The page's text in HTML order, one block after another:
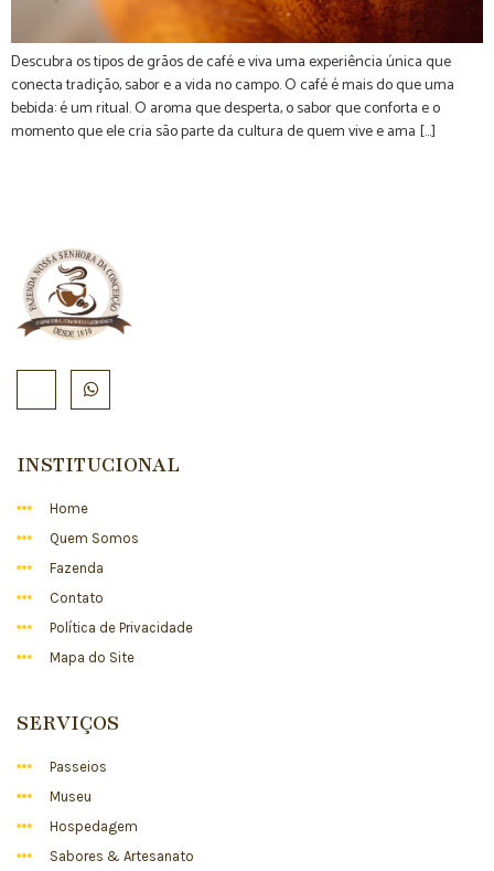
Descubra os tipos de grãos de café e viva uma experiência única que
conecta tradição, sabor e a vida no campo. O café é mais do que uma
bebida: é um ritual. O aroma que desperta, o sabor que conforta e o
momento que ele cria são parte da cultura de quem vive e ama […]
INSTITUCIONAL
Home
Quem Somos
Fazenda
Contato
Política de Privacidade
Mapa do Site
SERVIÇOS
Passeios
Museu
Hospedagem
Sabores & Artesanato